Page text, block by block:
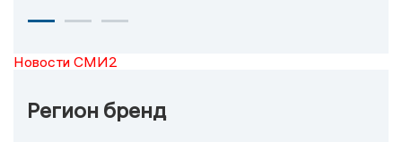
Новости СМИ2
Регион бренд